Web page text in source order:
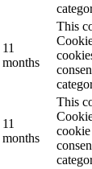
11
months
This
11
months
This
cookie